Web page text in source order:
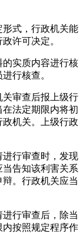
式，行政机关能
许可决定。
实质内容进行核
行核查。
审查后报上级行
法定期限内将初
机关。上级行政
行审查时，发现
告知该利害关系
。行政机关应当
行审查后，除当
按照规定程序作